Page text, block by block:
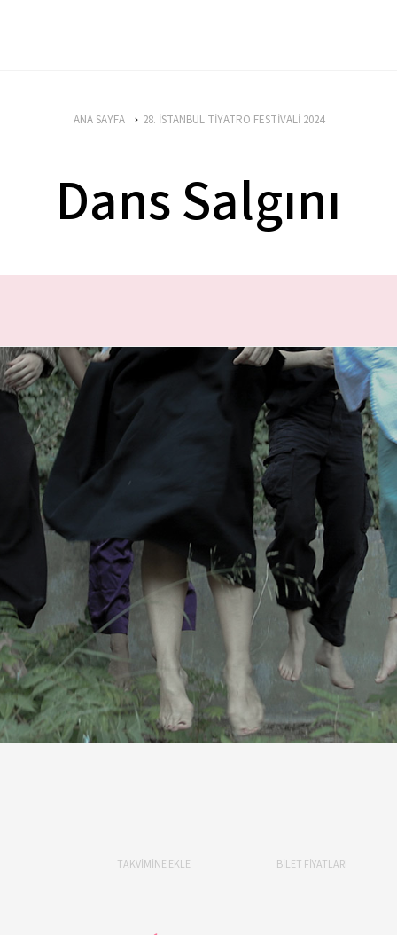
ANA SAYFA 28. İSTANBUL TİYATRO FESTİVALİ 2024
Dans Salgını
TAKVİMİNE EKLE BİLET FİYATLARI